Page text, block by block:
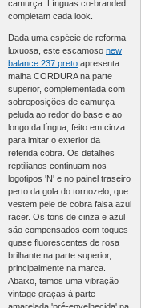
camurça. Línguas co-branded
completam cada look.
Dada uma espécie de reforma
luxuosa, este escamosonew
balance 237 preto apresenta
malha CORDURA na parte
superior, complementada com
sobreposições de camurça
peluda ao redor do base e ao
longo da língua, feito em cinza
para imitar o exterior da
referida cobra. Os detalhes
reptilianos continuam nos
logotipos 'N' e no painel traseiro
perto da gola do tornozelo, que
vestem pele de cobra falsa azul
racer. Os tons de cinza e azul
são compensados ​​com toques
quase fluorescentes de rosa
brilhante na parte superior,
principalmente na marca.
Abaixo, temos uma vibração
vintage graças à parte